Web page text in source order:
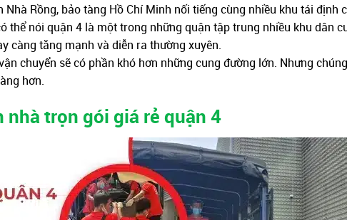
Rồng, bảo tàng Hồ Chí Minh nối tiếng cùng nhiều khu tái định
thể nói quận 4 là một trong những quận tập trung nhiều khu dân
càng tăng mạnh và diễn ra thường xuyên.
chuyển sẽ có phần khó hơn những cung đường lớn. Nhưng
hơn.
trọn gói giá rẻ quận 4